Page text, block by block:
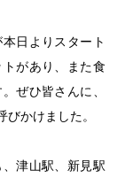
日よりスタート
があり、また食
ぜひ皆さんに、
かけました。
津山駅、新見駅